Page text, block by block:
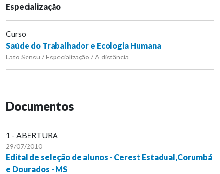
Especialização
Curso
Saúde do Trabalhador e Ecologia Humana
Lato Sensu / Especialização / A distância
Documentos
1 - ABERTURA
29/07/2010
Edital de seleção de alunos - Cerest Estadual,Corumbá
e Dourados - MS